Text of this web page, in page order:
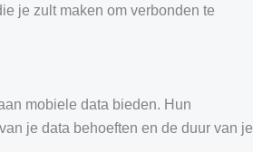
je zult maken om verbonden te
mobiele data bieden. Hun
je data behoeften en de duur van je